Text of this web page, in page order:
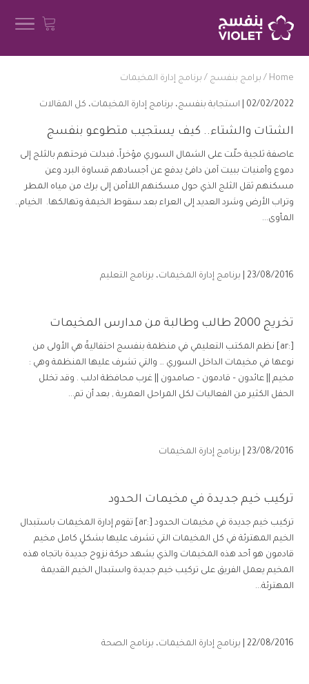
Home
/ برامج بنفسج / برنامج إدارة المخيمات
02/02/2022 | استجابة بنفسج، برنامج إدارة المخيمات، كل المقالات
الشتات والشتاء.. كيف يستجيب متطوعو بنفسج
عاصفة ثلجية حلّت على الشمال السوري مؤخراً، فبدلت فرحتهم بالثلج إلى
دموع وأمنيات ببيت آمن دافئ يدفع عن أجسادهم قساوة البرد وعن
مسكنهم ثقل الثلج الذي حول مسكنهم اللاأمن إلى برك من مياه المطر
وتراب الأرض وشرد العديد إلى العراء بعد سقوط الخيمة وتهالكها. الخيام..
المأوى...
23/08/2016 | برنامج إدارة المخيمات، برنامج التعليم
تخريج 2000 طالب وطالبة من مدارس المخيمات
[:ar] نظم المكتب التعليمي في منظمة بنفسج احتفاليةً هي الأولى من
نوعها في مخيمات الداخل السوري … والتي تشرف عليها المنظمة وهي :
مخيم || عائدون – قادمون – صامدون || غرب محافظة ادلب . وقد تخلل
الحفل الكثير من الفعاليات لكل المراحل العمرية , بعد أن تم...
23/08/2016 | برنامج إدارة المخيمات
تركيب خيم جديدة في مخيمات الحدود
تركيب خيم جديدة في مخيمات الحدود [:ar] تقوم إدارة المخيمات باستبدال
الخيم المهترئة في كل المخيمات التي تشرف عليها بشكلٍ كامل مخيم
قادمون هو أحد هذه المخيمات والذي يشهد حركة نزوح جديدة باتجاه هذه
المخيم يعمل الفريق على تركيب خيم جديدة واستبدال الخيم القديمة
المهترئة...
22/08/2016 | برنامج إدارة المخيمات، برنامج الصحة